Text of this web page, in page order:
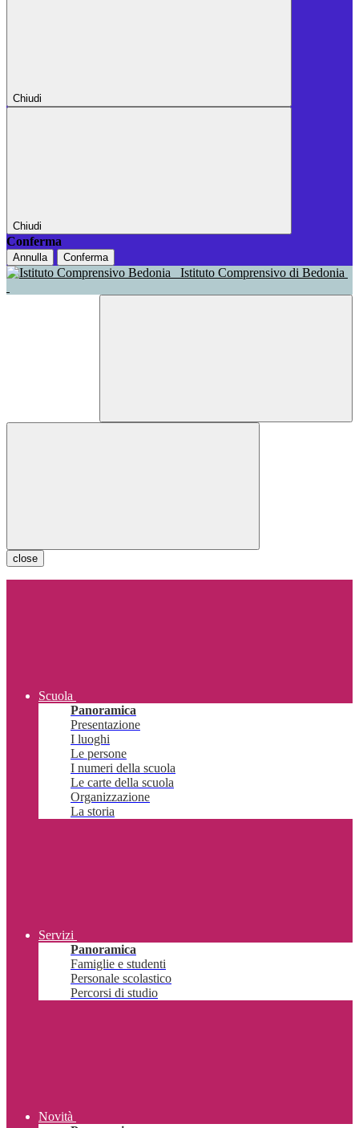
Chiudi
Chiudi
Conferma
Annulla Conferma
Istituto Comprensivo di Bedonia
close
Scuola
Panoramica
Presentazione
I luoghi
Le persone
I numeri della scuola
Le carte della scuola
Organizzazione
La storia
Servizi
Panoramica
Famiglie e studenti
Personale scolastico
Percorsi di studio
Novità